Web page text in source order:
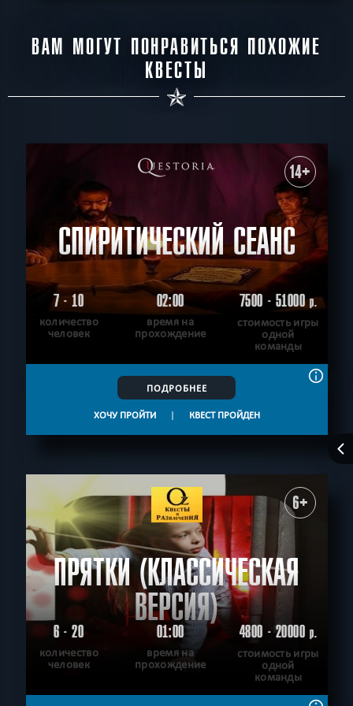
ВАМ МОГУТ ПОНРАВИТЬСЯ ПОХОЖИЕ
КВЕСТЫ
14+
СПИРИТИЧЕСКИЙ СЕАНС
7 - 10
количество
человек
02:00
время на
прохождение
7500 - 51000р.
стоимость игры
одной
команды
ПОДРОБНЕЕ
ХОЧУ ПРОЙТИ | КВЕСТ ПРОЙДЕН
6+
ПРЯТКИ (КЛАССИЧЕСКАЯ
ВЕРСИЯ)
6 - 20
количество
человек
01:00
время на
прохождение
4800 - 20000р.
стоимость игры
одной
команды